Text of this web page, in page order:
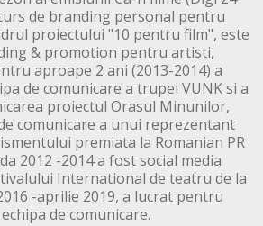
de branding personal pentru
proiectului "10 pentru film", este
& promotion pentru artisti,
aproape 2 ani (2013-2014) a
de comunicare a trupei VUNK si a
proiectul Orasul Minunilor,
comunicare a unui reprezentant
premiata la Romanian PR
2012 -2014 a fost social media
International de teatru de la
-aprilie 2019, a lucrat pentru
de comunicare.